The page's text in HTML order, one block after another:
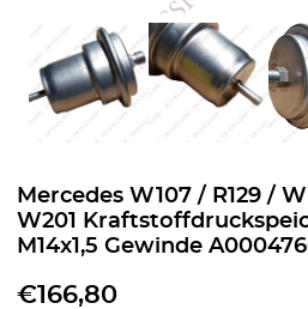
Mercedes W107 / R129 /
W201
M14x1,5 Gewinde
€166,80